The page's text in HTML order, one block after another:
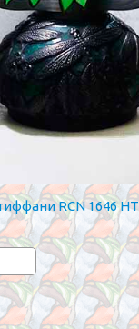
RCN 1646 HT